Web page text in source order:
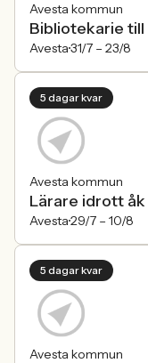
Avesta kommun
Bibliotekarie
Avesta31/7 – 23/8
5 dagar kvar
Avesta kommun
Lärare idrott åk
Avesta29/7 – 10/8
5 dagar kvar
Avesta kommun